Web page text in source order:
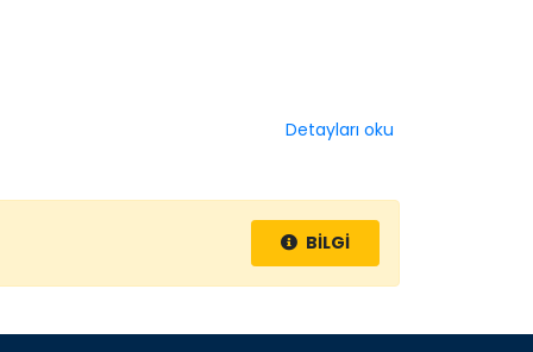
Detayları oku
BİLGİ